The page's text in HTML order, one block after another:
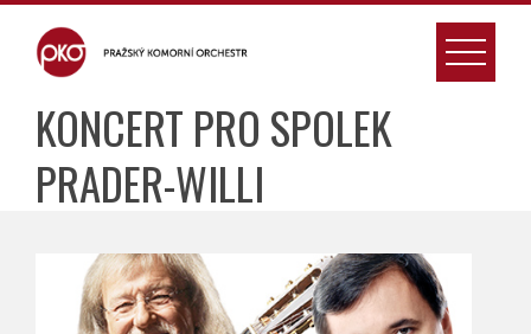
Skip
content
KONCERT PRO SPOLEK
PRADER-WILLI